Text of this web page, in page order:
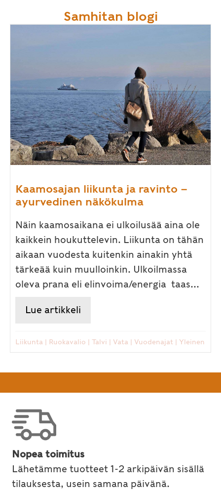
Samhitan blogi
Kaamosajan liikunta ja ravinto –
ayurvedinen näkökulma
Näin kaamosaikana ei ulkoilusää aina ole
kaikkein houkuttelevin. Liikunta on tähän
aikaan vuodesta kuitenkin ainakin yhtä
tärkeää kuin muulloinkin. Ulkoilmassa
oleva prana eli elinvoima/energia taas...
Lue artikkeli
Liikunta | Ruokavalio | Talvi | Vata | Vuodenajat | Yleinen
Nopea toimitus
Lähetämme tuotteet 1-2 arkipäivän sisällä
tilauksesta, usein samana päivänä.